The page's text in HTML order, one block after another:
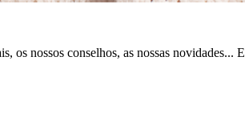
os nossos conselhos, as nossas novidades...